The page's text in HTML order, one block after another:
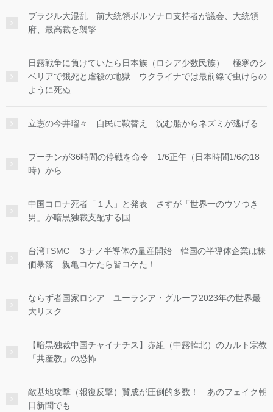
ブラジル大混乱 前大統領ボルソナロ支持者が議会、大統領
府、最高裁を襲撃
日露戦争に負けていたら日本族（ロシア少数民族） 極寒のシ
ベリアで餓死と虐殺の地獄 ウクライナでは最前線で虫けらの
ように死ぬ
立憲の今井瑠々 自民に鞍替え 沈む船からネズミが逃げる
プーチンが36時間の停戦を命令 1/6正午（日本時間1/6の18
時）から
中国コロナ死者「１人」と発表 さすが「世界一のウソつき
男」が暗黒独裁支配する国
台湾TSMC ３ナノ半導体の量産開始 韓国の半導体企業は株
価暴落 親亀コケたら皆コケた！
ならず者国家ロシア ユーラシア・グループ2023年の世界最
大リスク
【暗黒独裁中国チャイナチス】赤組（中露韓北）のカルト宗教
「共産教」の恐怖
敵基地攻撃（報復反撃）賛成が圧倒的多数！ あのフェイク朝
日新聞でも